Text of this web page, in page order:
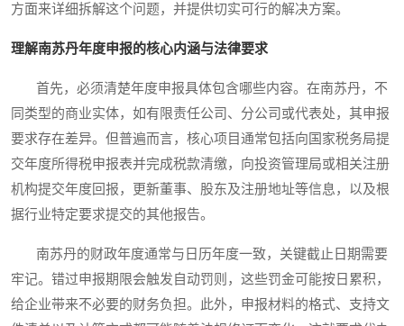
方面来详细拆解这个问题，并提供切实可行的解决方案。
理解南苏丹年度申报的核心内涵与法律要求
首先，必须清楚年度申报具体包含哪些内容。在南苏丹，不
同类型的商业实体，如有限责任公司、分公司或代表处，其申报
要求存在差异。但普遍而言，核心项目通常包括向国家税务局提
交年度所得税申报表并完成税款清缴，向投资管理局或相关注册
机构提交年度回报，更新董事、股东及注册地址等信息，以及根
据行业特定要求提交的其他报告。
南苏丹的财政年度通常与日历年度一致，关键截止日期需要
牢记。错过申报期限会触发自动罚则，这些罚金可能按日累积，
给企业带来不必要的财务负担。此外，申报材料的格式、支持文